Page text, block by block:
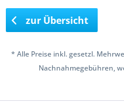
zur Übersicht
* Alle Preise inkl. gesetzl.
Nachnahmegebühren,